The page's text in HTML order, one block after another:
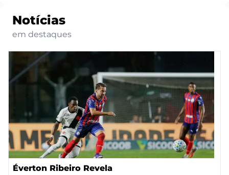
Notícias
em destaques
Éverton Ribeiro Revela